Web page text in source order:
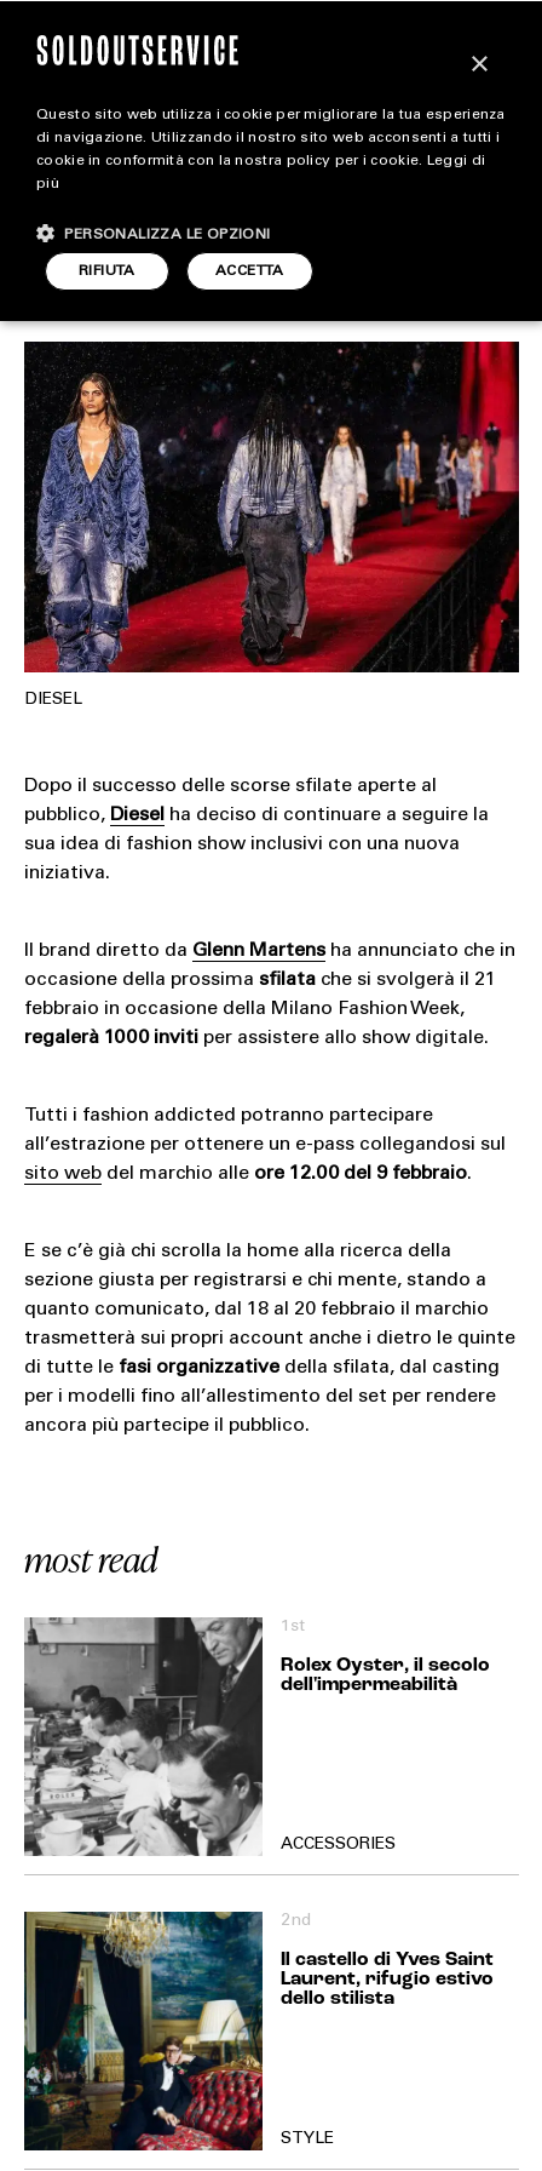
magazine
STYLE
FOOTWEAR
ACCESSORIES
Diesel regala 1000 inviti
per la prossima sfilata
STYLE
6 FEBBRAIO 2024
DIESEL
Dopo il successo delle scorse sfilate aperte al
pubblico, Diesel
ha deciso di continuare a seguire la
sua idea di fashion show inclusivi con una nuova
iniziativa.
Il brand diretto da Glenn Martensha annunciato che in
occasione della prossima sfilatache si svolgerà il 21
febbraio in occasione della Milano Fashion Week,
regalerà 1000 invitiper assistere allo show digitale.
Tutti i fashion addicted potranno partecipare
all’estrazione per ottenere un e-pass collegandosi sul
sito webdel marchio alle ore 12.00 del 9 febbraio.
E se c’è già chi scrolla la home alla ricerca della
sezione giusta per registrarsi e chi mente, stando a
quanto comunicato, dal 18 al 20 febbraio il marchio
trasmetterà sui propri account anche i dietro le quinte
di tutte le fasi organizzativedella sfilata, dal casting
per i modelli fino all’allestimento del set per rendere
ancora più partecipe il pubblico.
most read
1st
Rolex Oyster, il secolo
dell'impermeabilità
ACCESSORIES
2nd
Il castello di Yves Saint
Laurent, rifugio estivo
dello stilista
STYLE
×
Questo sito web utilizza i cookie per migliorare la tua esperienza
di navigazione. Utilizzando il nostro sito web acconsenti a tutti i
cookie in conformità con la nostra policy per i cookie. Leggi di
più
ACCETTA
RIFIUTA
PERSONALIZZA LE OPZIONI